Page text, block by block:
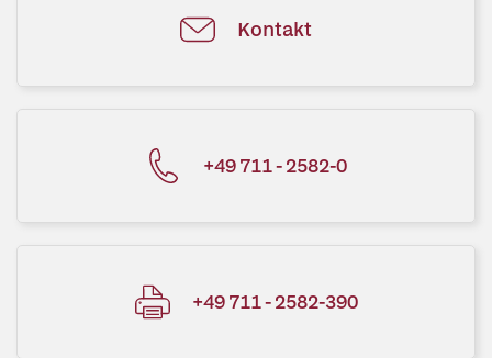
Kontakt
+49 711 - 2582-0
+49 711 - 2582-390